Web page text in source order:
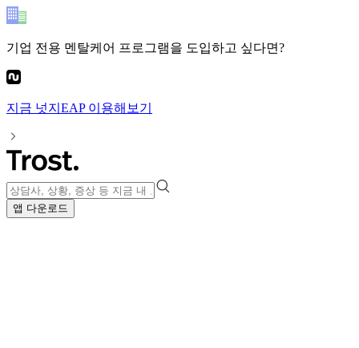
기업 전용 멘탈케어 프로그램을 도입하고 싶다면?
지금 넛지EAP이용해보기
앱 다운로드